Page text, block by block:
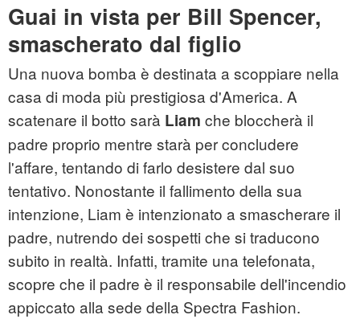
Guai in vista per Bill Spencer,
smascherato dal figlio
Una nuova bomba è destinata a scoppiare nella
casa di moda più prestigiosa d'America. A
scatenare il botto sarà Liam che bloccherà il
padre proprio mentre starà per concludere
l'affare, tentando di farlo desistere dal suo
tentativo. Nonostante il fallimento della sua
intenzione, Liam è intenzionato a smascherare il
padre, nutrendo dei sospetti che si traducono
subito in realtà. Infatti, tramite una telefonata,
scopre che il padre è il responsabile dell'incendio
appiccato alla sede della Spectra Fashion.